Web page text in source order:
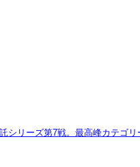
シリーズ第7戦。最高峰カテゴ